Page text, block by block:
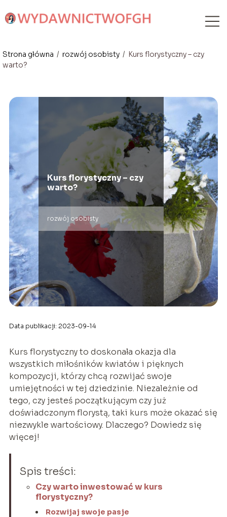
Strona główna / rozwój osobisty / Kurs florystyczny – czy
warto?
Kurs florystyczny – czy
warto?
rozwój osobisty
Data publikacji: 2023-09-14
Kurs florystyczny to doskonała okazja dla
wszystkich miłośników kwiatów i pięknych
kompozycji, którzy chcą rozwijać swoje
umiejętności w tej dziedzinie. Niezależnie od
tego, czy jesteś początkującym czy już
doświadczonym florystą, taki kurs może okazać się
niezwykle wartościowy. Dlaczego? Dowiedz się
więcej!
Spis treści:
Czy warto inwestować w kurs
florystyczny?
Rozwijaj swoje pasje